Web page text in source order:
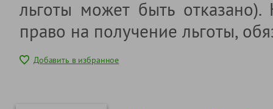
льготы может быть
право на получение льготы,
Добавить в избранное